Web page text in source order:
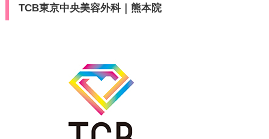
TCB東京中央美容外科｜熊本院